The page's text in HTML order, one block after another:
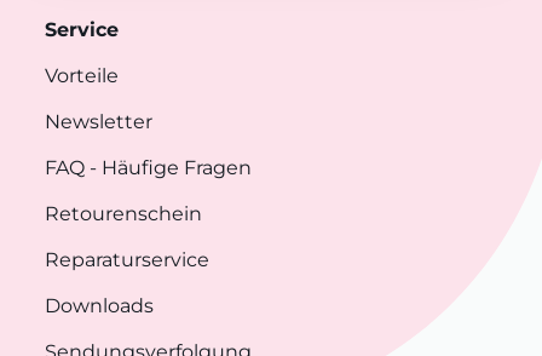
Service
Vorteile
Newsletter
FAQ - Häufige Fragen
Retourenschein
Reparaturservice
Downloads